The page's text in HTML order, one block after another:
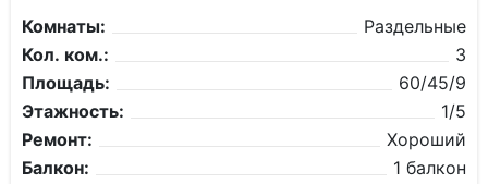
Комнаты:
Раздельные
Кол. ком.:
3
Площадь:
60/45/9
Этажность:
1/5
Ремонт:
Хороший
Балкон:
1 балкон